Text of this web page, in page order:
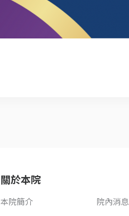
關於本院
本院簡介
院內消息